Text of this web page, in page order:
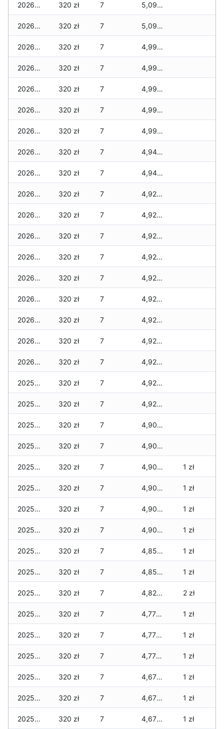
2026-01-19 320 zł 7 5,090 zł
2026-01-18 320 zł 7 5,090 zł
2026-01-17 320 zł 7 4,990 zł
2026-01-16 320 zł 7 4,990 zł
2026-01-15 320 zł 7 4,990 zł
2026-01-14 320 zł 7 4,990 zł
2026-01-13 320 zł 7 4,990 zł
2026-01-12 320 zł 7 4,940 zł
2026-01-11 320 zł 7 4,940 zł
2026-01-09 320 zł 7 4,920 zł
2026-01-08 320 zł 7 4,920 zł
2026-01-07 320 zł 7 4,920 zł
2026-01-06 320 zł 7 4,920 zł
2026-01-05 320 zł 7 4,920 zł
2026-01-04 320 zł 7 4,920 zł
2026-01-03 320 zł 7 4,920 zł
2026-01-02 320 zł 7 4,920 zł
2026-01-01 320 zł 7 4,920 zł
2025-12-31 320 zł 7 4,920 zł
2025-12-30 320 zł 7 4,920 zł
2025-12-29 320 zł 7 4,900 zł
2025-12-28 320 zł 7 4,900 zł
2025-12-27 320 zł 7 4,900 zł 1 zł
2025-12-26 320 zł 7 4,900 zł 1 zł
2025-12-25 320 zł 7 4,900 zł 1 zł
2025-12-24 320 zł 7 4,900 zł 1 zł
2025-12-23 320 zł 7 4,850 zł 1 zł
2025-12-22 320 zł 7 4,850 zł 1 zł
2025-12-21 320 zł 7 4,820 zł 2 zł
2025-12-20 320 zł 7 4,770 zł 1 zł
2025-12-19 320 zł 7 4,770 zł 1 zł
2025-12-18 320 zł 7 4,770 zł 1 zł
2025-12-17 320 zł 7 4,670 zł 1 zł
2025-12-16 320 zł 7 4,670 zł 1 zł
2025-12-15 320 zł 7 4,670 zł 1 zł